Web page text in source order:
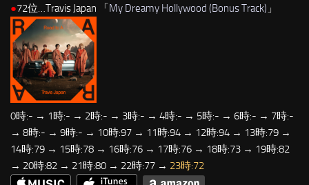
●72位…Travis Japan 「My Dreamy Hollywood (Bonus Track) 」
0時:- → 1時:- → 2時:- → 3時:- → 4時:- → 5時:- → 6時:- → 7時:-
→ 8時:- → 9時:- → 10時:97 → 11時:94 → 12時:94 → 13時:79 →
14時:79 → 15時:78 → 16時:76 → 17時:76 → 18時:73 → 19時:82
→ 20時:82 → 21時:80 → 22時:77 → 23時:72